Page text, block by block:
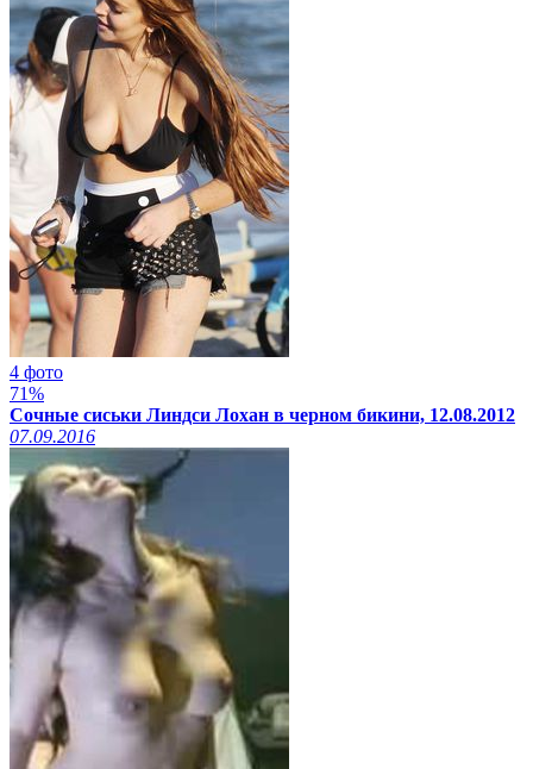
4 фото
71%
Сочные сиськи Линдси Лохан в черном бикини, 12.08.2012
07.09.2016